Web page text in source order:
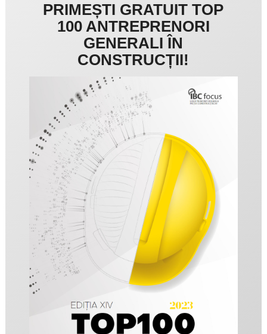
PRIMEȘTI GRATUIT TOP
100 ANTREPRENORI
GENERALI ÎN
CONSTRUCȚII!